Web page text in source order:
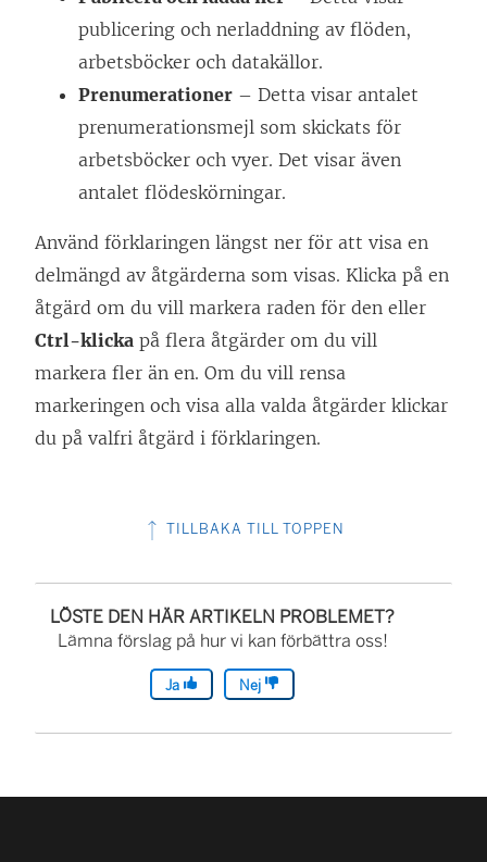
publicering och nerladdning av flöden,
arbetsböcker och datakällor.
Prenumerationer – Detta visar antalet
prenumerationsmejl som skickats för
arbetsböcker och vyer. Det visar även
antalet flödeskörningar.
Använd förklaringen längst ner för att visa en
delmängd av åtgärderna som visas. Klicka på en
åtgärd om du vill markera raden för den eller
Ctrl-klicka på flera åtgärder om du vill
markera fler än en. Om du vill rensa
markeringen och visa alla valda åtgärder klickar
du på valfri åtgärd i förklaringen.
TILLBAKA TILL TOPPEN
LÖSTE DEN HÄR ARTIKELN PROBLEMET?
Lämna förslag på hur vi kan förbättra oss!
Ja Nej